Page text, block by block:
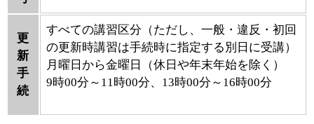
更
新
手
続
すべての講習区分（ただし、一般・違反・初回
の更新時講習は手続時に指定する別日に受講）
月曜日から金曜日（休日や年末年始を除く）
9時00分～11時00分、13時00分～16時00分